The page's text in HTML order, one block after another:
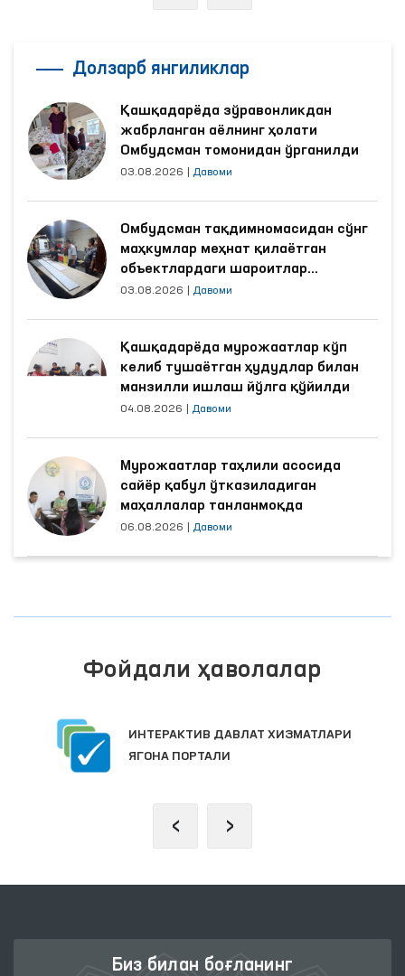
Долзарб янгиликлар
Қашқадарёда зўравонликдан
жабрланган аёлнинг ҳолати
Омбудсман томонидан ўрганилди
03.08.2026 Давоми
Омбудсман тақдимномасидан сўнг
маҳкумлар меҳнат қилаётган
объектлардаги шароитлар
яхшиланди
03.08.2026 Давоми
Қашқадарёда мурожаатлар кўп
келиб тушаётган ҳудудлар билан
манзилли ишлаш йўлга қўйилди
04.08.2026 Давоми
Мурожаатлар таҳлили асосида
сайёр қабул ўтказиладиган
маҳаллалар танланмоқда
06.08.2026 Давоми
Фойдали ҳаволалар
ИНТЕРАКТИВ ДАВЛАТ ХИЗМАТЛАРИ
ЯГОНА ПОРТАЛИ
‹ ›
Биз билан боғланинг